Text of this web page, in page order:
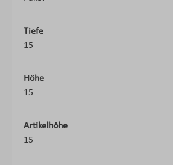
Tiefe
15
Höhe
15
Artikelhöhe
15